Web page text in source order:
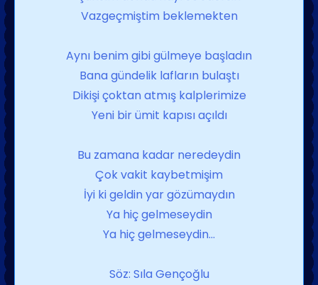
Vazgeçmiştim beklemekten
Aynı benim gibi gülmeye başladın
Bana gündelik lafların bulaştı
Dikişi çoktan atmış kalplerimize
Yeni bir ümit kapısı açıldı
Bu zamana kadar neredeydin
Çok vakit kaybetmişim
İyi ki geldin yar gözümaydın
Ya hiç gelmeseydin
Ya hiç gelmeseydin...
Söz: Sıla Gençoğlu